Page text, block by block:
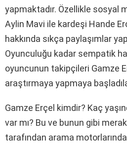
yapmaktadır. Özellikle sosyal
Aylin Mavi ile kardeşi Hande
hakkında sıkça paylaşımlar
Oyunculuğu kadar sempatik
oyuncunun takipçileri Gamze
araştırmaya yapmaya
Gamze Erçel kimdir? Kaç
var mı? Bu ve bunun gibi
tarafından arama